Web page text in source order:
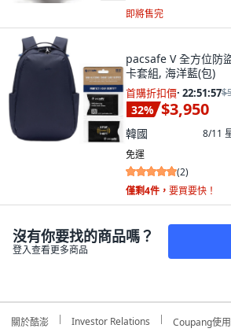
即將售完
pacsafe V 全方位防
卡套組, 海洋藍(包)
首購折扣價· 22:51:55
32% $3,950
韓國 8/11
免運
(2)
僅剩4件， 要買要快！
沒有你要找的商品嗎？
登入查看更多商品
關於酷澎 Investor Relations Coupang使